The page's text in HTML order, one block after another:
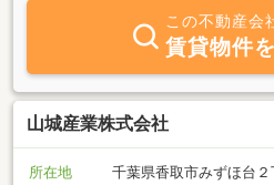
でもご相談下さい。お客様の希望に
す。アパート・貸家等の賃貸物件を
ッフが対応します。お気軽にお問い
この不動産会
賃貸物件
山城産業株式会社
所在地
千葉県香取市みずほ台２